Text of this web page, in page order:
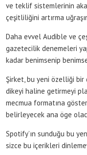
ve teklif sistemlerinin
çeşitliliğini artırma
Daha evvel Audible ve
gazetecilik denemeleri
kadar benimsenip
Şirket, bu yeni özelliği
dikeyi haline getirmeyi
mecmua formatına
belirleyecek ana öge
Spotify’ın sunduğu bu
sizce bu içerikleri